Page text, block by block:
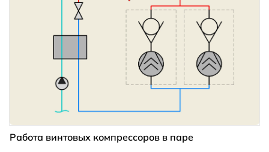
Работа винтовых компрессоров в паре